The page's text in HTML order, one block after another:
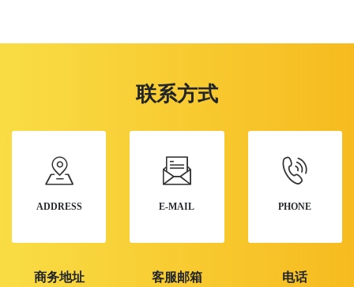
联系方式
ADDRESS
商务地址
E-MAIL
客服邮箱
PHONE
电话